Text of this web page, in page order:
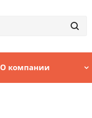
О компании